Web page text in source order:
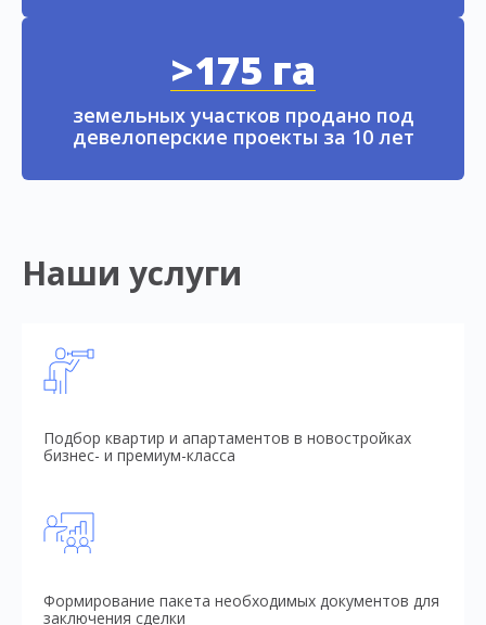
>175 га
земельных участков продано под
девелоперские проекты за 10 лет
Наши услуги
Подбор квартир и апартаментов в новостройках
бизнес- и премиум-класса
Формирование пакета необходимых документов для
заключения сделки